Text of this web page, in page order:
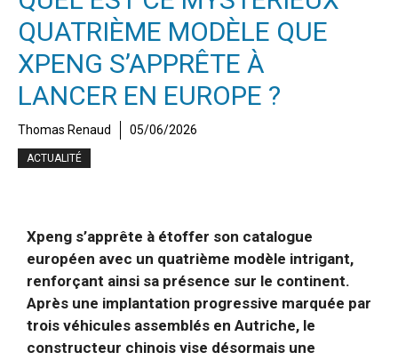
QUATRIÈME MODÈLE QUE
XPENG S’APPRÊTE À
LANCER EN EUROPE ?
Thomas Renaud 05/06/2026
ACTUALITÉ
Xpeng s’apprête à étoffer son catalogue
européen avec un quatrième modèle intrigant,
renforçant ainsi sa présence sur le continent.
Après une implantation progressive marquée par
trois véhicules assemblés en Autriche, le
constructeur chinois vise désormais une